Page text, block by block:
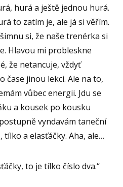
hurá a ještě jednou hurá.
to zatím je, ale já si věřím.
si, že naše trenérka si
Hlavou mi probleskne
že netancuje, vždyť
čase jinou lekci. Ale na to,
vůbec energii. Jdu se
a kousek po kousku
vyndavám taneční
a elasťáčky. Aha, ale…
to je tílko číslo dva.“